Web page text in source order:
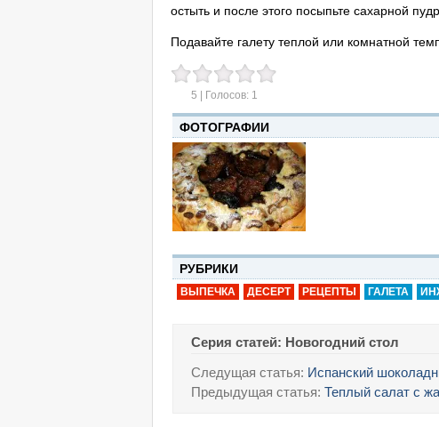
остыть и после этого посыпьте сахарной
Подавайте галету теплой или комнатной
5 | Голосов: 1
ФОТОГРАФИИ
РУБРИКИ
ВЫПЕЧКА ДЕСЕРТ РЕЦЕПТЫ ГАЛЕТА
Серия статей: Новогодний стол
Следущая статья: Испанский
Предыдущая статья: Теплый салат с